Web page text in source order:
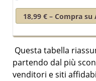
18,99 € – Compra su
Questa tabella
partendo dal più
venditori e siti